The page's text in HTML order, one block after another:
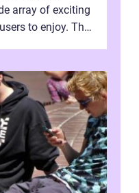
array of exciting
to enjoy. This